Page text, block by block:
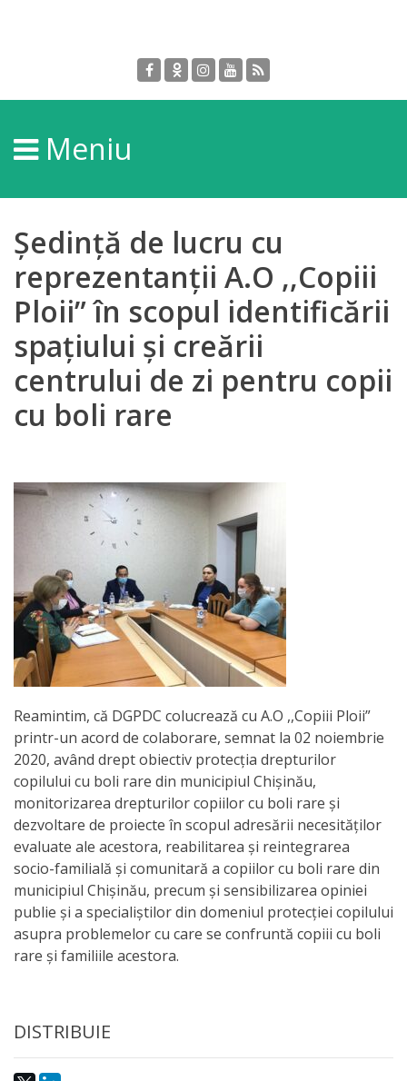
DGPDC
Informații
despre
DGPDC
Subdiviziuni/Servicii
Structura
Strategia
Orarul
Managementul
instituției
Planuri
de
activitate
Parteneriate
Proiecte
Rapoarte
de
activitate
Transparență
Achiziții
publice
Invitații
de
Meniu
Ședință de lucru cu
reprezentanții A.O ,,Copiii
Ploii” în scopul identificării
spațiului și creării
centrului de zi pentru copii
cu boli rare
Reamintim, că DGPDC colucrează cu A.O ,,Copiii Ploii”
printr-un acord de colaborare, semnat la 02 noiembrie
2020, având drept obiectiv protecția drepturilor
copilului cu boli rare din municipiul Chișinău,
monitorizarea drepturilor copiilor cu boli rare și
dezvoltare de proiecte în scopul adresării necesităților
evaluate ale acestora, reabilitarea și reintegrarea
socio-familială și comunitară a copiilor cu boli rare din
municipiul Chișinău, precum și sensibilizarea opiniei
publie și a specialiștilor din domeniul protecției copilului
asupra problemelor cu care se confruntă copiii cu boli
rare și familiile acestora.
DISTRIBUIE